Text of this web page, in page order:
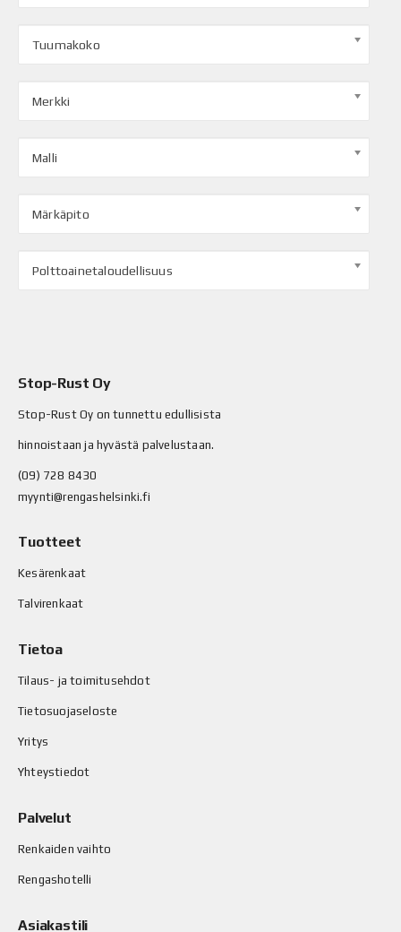
Tuumakoko
Merkki
Malli
Märkäpito
Polttoainetaloudellisuus
Stop-Rust Oy
Stop-Rust Oy on tunnettu edullisista
hinnoistaan ja hyvästä palvelustaan.
(09) 728 8430
myynti@rengashelsinki.fi
Tuotteet
Kesärenkaat
Talvirenkaat
Tietoa
Tilaus- ja toimitusehdot
Tietosuojaseloste
Yritys
Yhteystiedot
Palvelut
Renkaiden vaihto
Rengashotelli
Asiakastili